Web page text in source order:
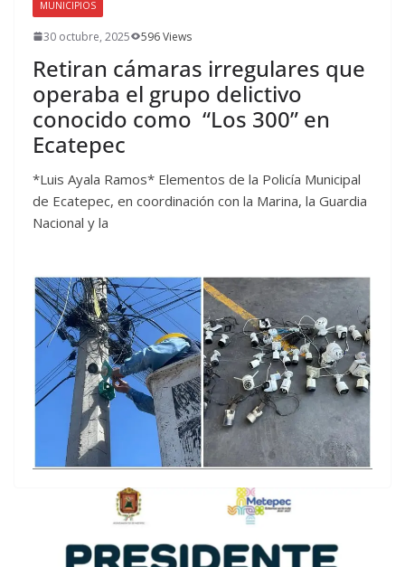
MUNICIPIOS
30 octubre, 2025 596 Views
Retiran cámaras irregulares que
operaba el grupo delictivo
conocido como “Los 300” en
Ecatepec
*Luis Ayala Ramos* Elementos de la Policía Municipal
de Ecatepec, en coordinación con la Marina, la Guardia
Nacional y la